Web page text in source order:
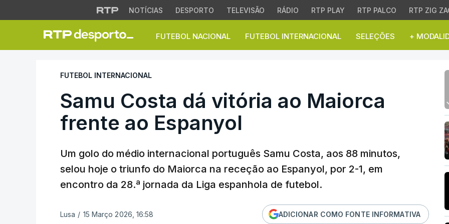
NOTÍCIAS DESPORTO TELEVISÃO RÁDIO RTP PLAY RTP PALCO RTP ZIG
FUTEBOL NACIONAL FUTEBOL INTERNACIONAL SELEÇÕES +
Samu Costa dá vitória ao Maiorca frente
FUTEBOL INTERNACIONAL
Samu Costa dá vitória ao Maiorca
frente ao Espanyol
Um golo do médio internacional português Samu Costa, aos 88 minutos,
selou hoje o triunfo do Maiorca na receção ao Espanyol, por 2-1, em
encontro da 28.ª jornada da Liga espanhola de futebol.
Lusa / 15 Março 2026, 16:58 ADICIONAR COMO FONTE INFORMATIVA